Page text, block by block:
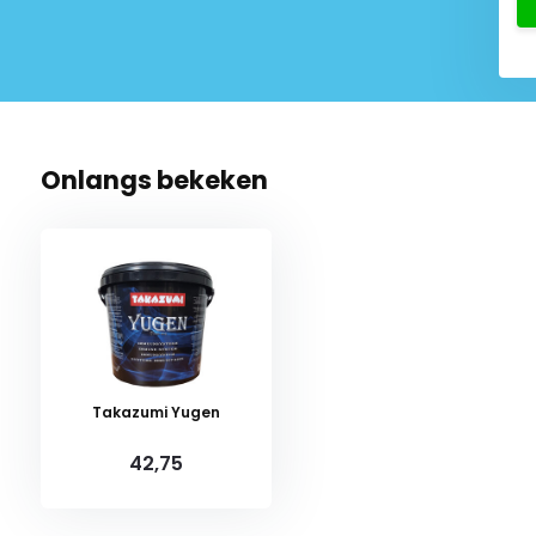
Onlangs bekeken
Takazumi Yugen
42,75